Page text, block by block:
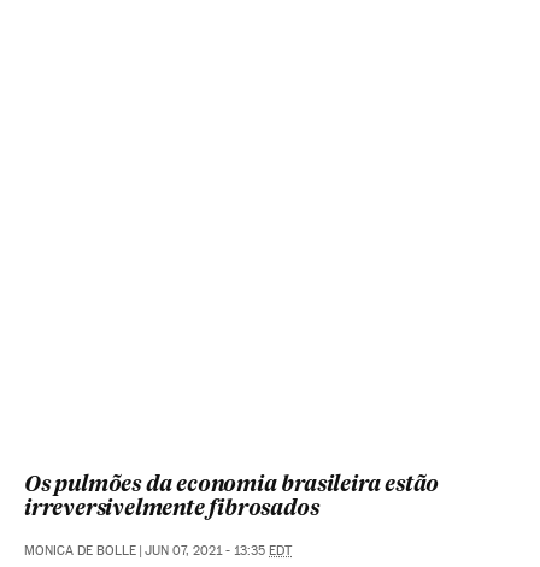
Os pulmões da economia brasileira estão
irreversivelmente fibrosados
MONICA DE BOLLE | JUN 07, 2021 - 13:35 EDT